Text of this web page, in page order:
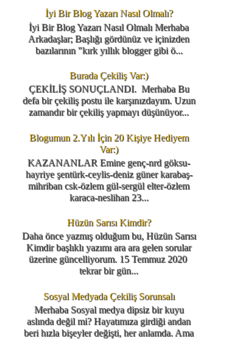
İyi Bir Blog Yazarı Nasıl Olmalı?
İyi Bir Blog Yazarı Nasıl Olmalı Merhaba
Arkadaşlar; Başlığı gördünüz ve içinizden
bazılarının "kırk yıllık blogger gibi ö...
Burada Çekiliş Var:)
ÇEKİLİŞ SONUÇLANDI. Merhaba Bu
defa bir çekiliş postu ile karşınızdayım. Uzun
zamandır bir çekiliş yapmayı düşünüyor...
Blogumun 2.Yılı İçin 20 Kişiye Hediyem
Var:)
KAZANANLAR Emine genç-nrd göksu-
hayriye şentürk-ceylis-deniz güner karabaş-
mihriban csk-özlem gül-sergül elter-özlem
karaca-neslihan 23...
Hüzün Sarısı Kimdir?
Daha önce yazmış olduğum bu, Hüzün Sarısı
Kimdir başlıklı yazımı ara ara gelen sorular
üzerine güncelliyorum. 15 Temmuz 2020
tekrar bir gün...
Sosyal Medyada Çekiliş Sorunsalı
Merhaba Sosyal medya dipsiz bir kuyu
aslında değil mi? Hayatımıza girdiği andan
beri hızla bişeyler değişti, her anlamda. Ama